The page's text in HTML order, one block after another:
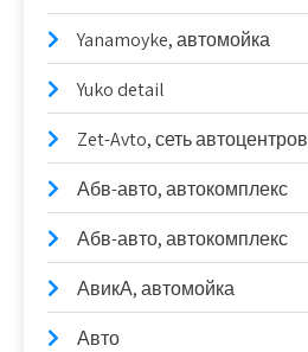
Yanamoyke, автомойка
Yuko detail
Zet-Avto, сеть автоцентров
Абв-авто, автокомплекс
Абв-авто, автокомплекс
АвикА, автомойка
Авто